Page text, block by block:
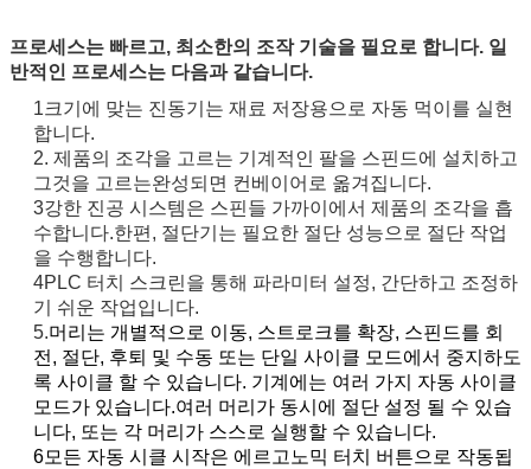
프로세스는 빠르고, 최소한의 조작 기술을 필요로 합니다. 일
반적인 프로세스는 다음과 같습니다.
1크기에 맞는 진동기는 재료 저장용으로 자동 먹이를 실현
합니다.
2. 제품의 조각을 고르는 기계적인 팔을 스핀드에 설치하고
그것을 고르는완성되면 컨베이어로 옮겨집니다.
3강한 진공 시스템은 스핀들 가까이에서 제품의 조각을 흡
수합니다.한편, 절단기는 필요한 절단 성능으로 절단 작업
을 수행합니다.
4PLC 터치 스크린을 통해 파라미터 설정, 간단하고 조정하
기 쉬운 작업입니다.
5.머리는 개별적으로 이동, 스트로크를 확장, 스핀드를 회
전, 절단, 후퇴 및 수동 또는 단일 사이클 모드에서 중지하도
록 사이클 할 수 있습니다. 기계에는 여러 가지 자동 사이클
모드가 있습니다.여러 머리가 동시에 절단 설정 될 수 있습
니다, 또는 각 머리가 스스로 실행할 수 있습니다.
6모든 자동 시클 시작은 에르고노믹 터치 버튼으로 작동됩